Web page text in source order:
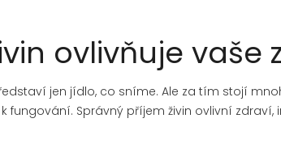
ovlivňuje vaše
jen jídlo, co sníme. Ale za tím stojí
Správný příjem živin ovlivní zdraví,